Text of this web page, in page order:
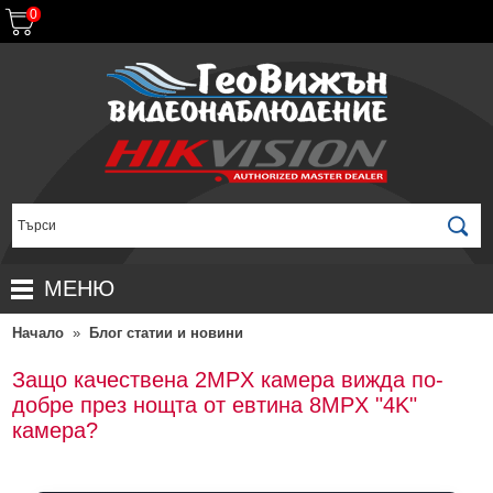
0
МЕНЮ
НАЧАЛО
ПРОДУКТИ
ПРОМОЦИИ
ЗА ДИСТРИБУТОРИ
ДОСТАВКИ
Начало » Блог статии и новини
Защо качествена 2MPX камера вижда по-
добре през нощта от евтина 8MPX "4K"
камера?